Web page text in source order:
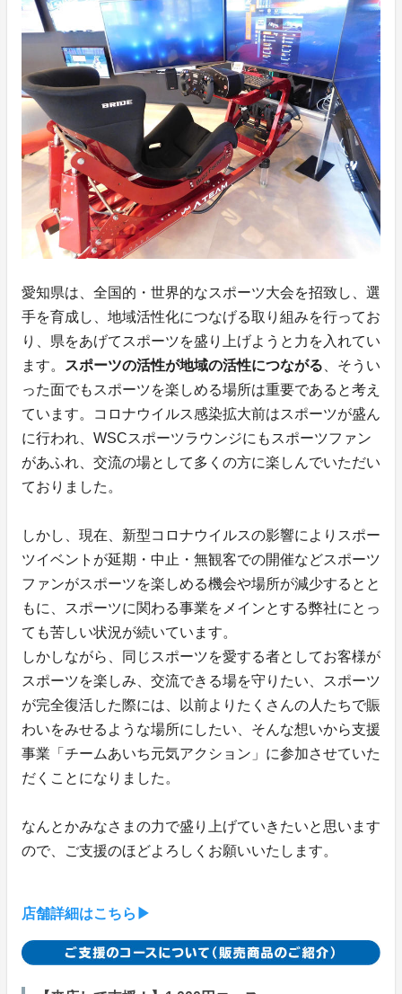
愛知県は、全国的・世界的なスポーツ大会を招致し、選
手を育成し、地域活性化につなげる取り組みを行ってお
り、県をあげてスポーツを盛り上げようと力を入れてい
ます。
スポーツの活性が地域の活性につながる 、そうい
った面でもスポーツを楽しめる場所は重要であると考え
ています。コロナウイルス感染拡大前はスポーツが盛ん
に行われ、WSCスポーツラウンジにもスポーツファン
があふれ、交流の場として多くの方に楽しんでいただい
ておりました。
しかし、現在、新型コロナウイルスの影響によりスポー
ツイベントが延期・中止・無観客での開催などスポーツ
ファンがスポーツを楽しめる機会や場所が減少するとと
もに、スポーツに関わる事業をメインとする弊社にとっ
ても苦しい状況が続いています。
しかしながら、同じスポーツを愛する者としてお客様が
スポーツを楽しみ、交流できる場を守りたい、スポーツ
が完全復活した際には、以前よりたくさんの人たちで賑
わいをみせるような場所にしたい、そんな想いから支援
事業「チームあいち元気アクション」に参加させていた
だくことになりました。
なんとかみなさまの力で盛り上げていきたいと思います
ので、ご支援のほどよろしくお願いいたします。
店舗詳細はこちら▶